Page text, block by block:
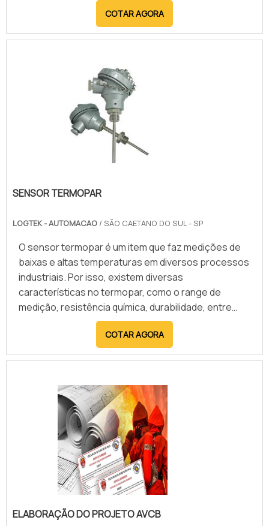
COTAR AGORA
SENSOR TERMOPAR
LOGTEK - AUTOMACAO / SÃO CAETANO DO SUL - SP
O sensor termopar é um item que faz medições de
baixas e altas temperaturas em diversos processos
industriais. Por isso, existem diversas
características no termopar, como o range de
medição, resistência química, durabilidade, entre
outras, extremamente importantes. Para que as
necessidades das mais diversas indústrias sejam
supridas, existem diversos modelos de termopar,
Termopar tipo J (ferro); Termopar tipo K (cromel);
Termopar tipo N (nicrosil).Det.
COTAR AGORA
ELABORAÇÃO DO PROJETO AVCB